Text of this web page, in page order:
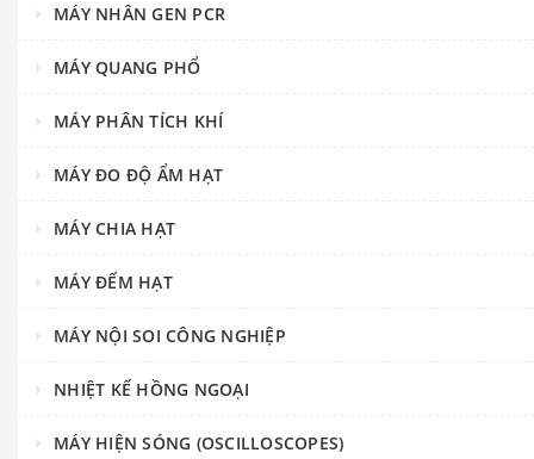
MÁY NHÂN GEN PCR
MÁY QUANG PHỔ
MÁY PHÂN TÍCH KHÍ
MÁY ĐO ĐỘ ẨM HẠT
MÁY CHIA HẠT
MÁY ĐẾM HẠT
MÁY NỘI SOI CÔNG NGHIỆP
NHIỆT KẾ HỒNG NGOẠI
MÁY HIỆN SÓNG (OSCILLOSCOPES)